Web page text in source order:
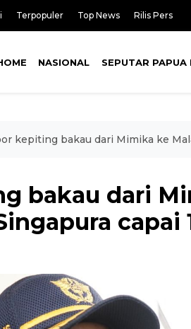
Terpopuler Top News Rilis Pers
NASIONAL SEPUTAR PAPUA
kepiting bakau dari Mimika ke
bakau dari
capai